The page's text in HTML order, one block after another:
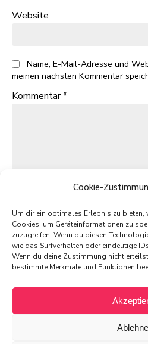
Cookie-
Um dir ein optimales Erlebnis zu bieten,
Cookies, um Geräteinformationen zu
zuzugreifen. Wenn du diesen
wie das Surfverhalten oder eindeutige
Wenn du deine Zustimmung nicht
bestimmte Merkmale und Funktionen
Website
Name, E-Mail-Adresse und
meinen nächsten Kommentar
Kommentar*
All rights